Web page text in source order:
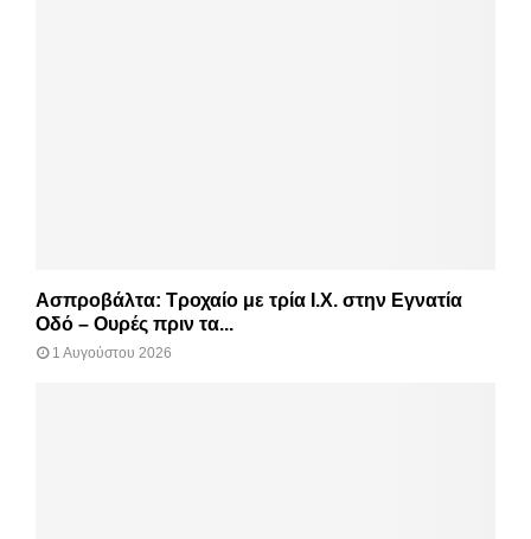
Ασπροβάλτα: Τροχαίο με τρία Ι.Χ. στην Εγνατία
Οδό – Ουρές πριν τα...
1 Αυγούστου 2026